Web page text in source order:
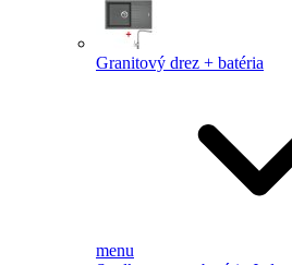
Granitový drez + batéria
menu